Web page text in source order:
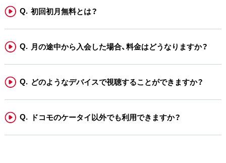
初回初月無料とは？
月の途中から入会した場合、料金はどうなりますか？
どのようなデバイスで視聴することができますか？
ドコモのケータイ以外でも利用できますか？